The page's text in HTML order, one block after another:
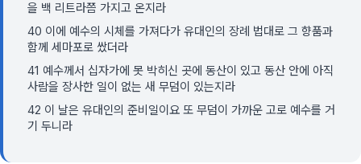
을 백 리트라쯤 가지고 온지라
40 이에 예수의 시체를 가져다가 유대인의 장례 법대로 그 향품과
함께 세마포로 쌌더라
41 예수께서 십자가에 못 박히신 곳에 동산이 있고 동산 안에 아직
사람을 장사한 일이 없는 새 무덤이 있는지라
42 이 날은 유대인의 준비일이요 또 무덤이 가까운 고로 예수를 거
기 두니라